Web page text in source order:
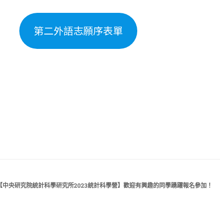
第二外語志願序表單
【中央研究院統計科學研究所2023統計科學營】歡迎有興趣的同學踴躍報名參加！